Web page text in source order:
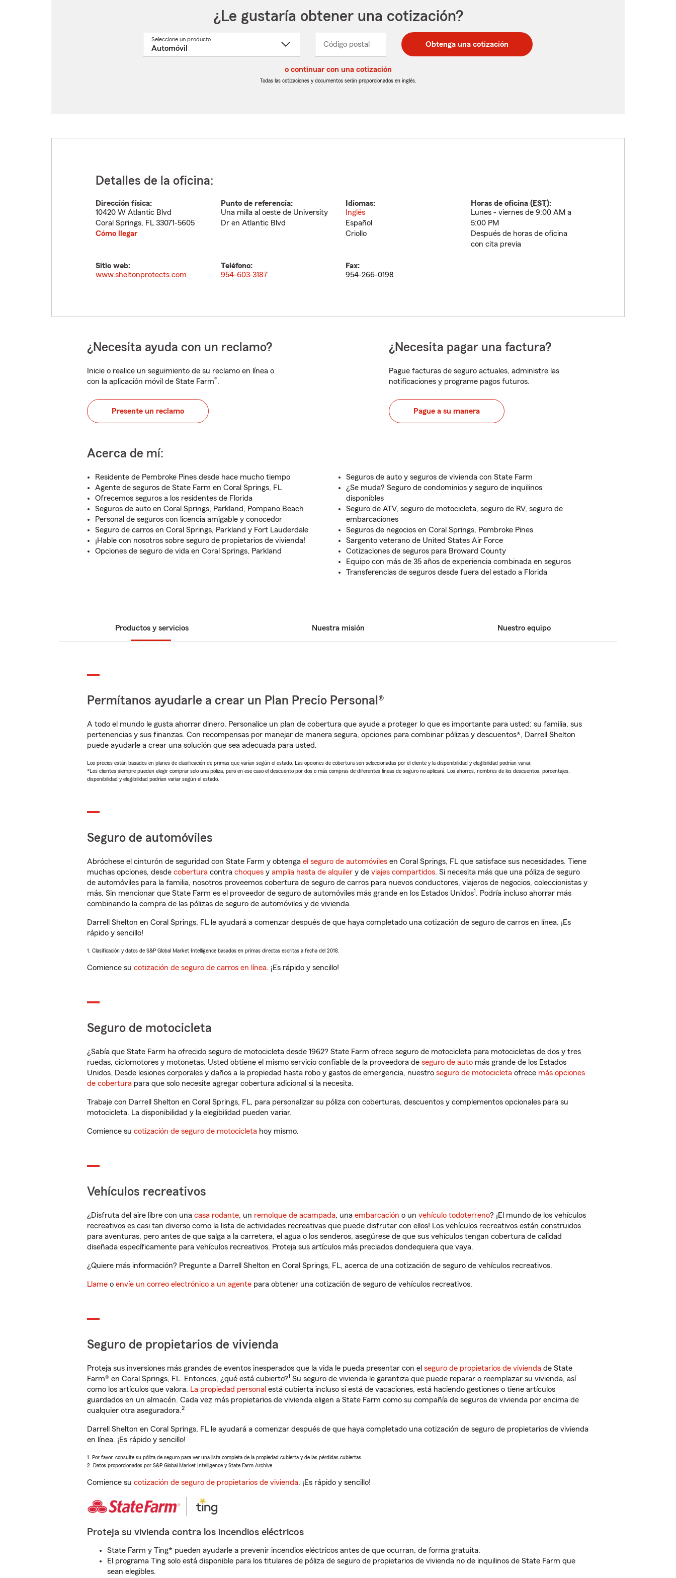
¿Le gustaría obtener una cotización?
Seleccione un productoSeleccione
Código postal
postal
de
postal
de
_____ Obtenga una cotización
o continuar con una cotización
Todas las cotizaciones y documentos serán proporcionados en inglés.
Detalles de la oficina:
Dirección física:
10420 W Atlantic Blvd
Coral Springs, FL 33071-5605
Cómo llegar
Punto de referencia:
Una milla al oeste de University
Dr en Atlantic Blvd
Idiomas:
Inglés
Español
Criollo
Horas de oficina (EST):
Lunes - viernes de 9:00 AM a
5:00 PM
Después de horas de oficina
con cita previa
Sitio web:
www.sheltonprotects.com
Teléfono:
954-603-3187
Fax:
954-266-0198
¿Necesita ayuda con un reclamo?
Inicie o realice un seguimiento de su reclamo en línea o
con la aplicación móvil de State Farm®.
Presente un reclamo
¿Necesita pagar una factura?
Pague facturas de seguro actuales, administre las
notificaciones y programe pagos futuros.
Pague a su manera
Acerca de mí:
Residente de Pembroke Pines desde hace mucho tiempo
Agente de seguros de State Farm en Coral Springs, FL
Ofrecemos seguros a los residentes de Florida
Seguros de auto en Coral Springs, Parkland, Pompano Beach
Personal de seguros con licencia amigable y conocedor
Seguro de carros en Coral Springs, Parkland y Fort Lauderdale
¡Hable con nosotros sobre seguro de propietarios de vivienda!
Opciones de seguro de vida en Coral Springs, Parkland
Seguros de auto y seguros de vivienda con State Farm
¿Se muda? Seguro de condominios y seguro de inquilinos
disponibles
Seguro de ATV, seguro de motocicleta, seguro de RV, seguro de
embarcaciones
Seguros de negocios en Coral Springs, Pembroke Pines
Sargento veterano de United States Air Force
Cotizaciones de seguros para Broward County
Equipo con más de 35 años de experiencia combinada en seguros
Transferencias de seguros desde fuera del estado a Florida
Productos y servicios Nuestra misión Nuestro equipo
Permítanos ayudarle a crear un Plan Precio Personal®
A todo el mundo le gusta ahorrar dinero. Personalice un plan de cobertura que ayude a proteger lo que es importante para usted: su familia, sus
pertenencias y sus finanzas. Con recompensas por manejar de manera segura, opciones para combinar pólizas y descuentos*, Darrell Shelton
puede ayudarle a crear una solución que sea adecuada para usted.
Los precios están basados en planes de clasificación de primas que varían según el estado. Las opciones de cobertura son seleccionadas por el cliente y la disponibilidad y elegibilidad podrían variar.
*Los clientes siempre pueden elegir comprar solo una póliza, pero en ese caso el descuento por dos o más compras de diferentes líneas de seguro no aplicará. Los ahorros, nombres de los descuentos, porcentajes,
disponibilidad y elegibilidad podrían variar según el estado.
Seguro de automóviles
Abróchese el cinturón de seguridad con State Farm y obtenga el seguro de automóviles en Coral Springs, FL que satisface sus necesidades. Tiene
muchas opciones, desde cobertura contra choques y amplia hasta de alquiler y de viajes compartidos. Si necesita más que una póliza de seguro
de automóviles para la familia, nosotros proveemos cobertura de seguro de carros para nuevos conductores, viajeros de negocios, coleccionistas y
más. Sin mencionar que State Farm es el proveedor de seguro de automóviles más grande en los Estados Unidos1. Podría incluso ahorrar más
combinando la compra de las pólizas de seguro de automóviles y de vivienda.
Darrell Shelton en Coral Springs, FL le ayudará a comenzar después de que haya completado una cotización de seguro de carros en línea. ¡Es
rápido y sencillo!
1. Clasificación y datos de S&P Global Market Intelligence basados en primas directas escritas a fecha del 2018.
Comience su cotización de seguro de carros en línea. ¡Es rápido y sencillo!
Seguro de motocicleta
¿Sabía que State Farm ha ofrecido seguro de motocicleta desde 1962? State Farm ofrece seguro de motocicleta para motocicletas de dos y tres
ruedas, ciclomotores y motonetas. Usted obtiene el mismo servicio confiable de la proveedora de seguro de auto más grande de los Estados
Unidos. Desde lesiones corporales y daños a la propiedad hasta robo y gastos de emergencia, nuestro seguro de motocicleta ofrece más opciones
de cobertura para que solo necesite agregar cobertura adicional si la necesita.
Trabaje con Darrell Shelton en Coral Springs, FL, para personalizar su póliza con coberturas, descuentos y complementos opcionales para su
motocicleta. La disponibilidad y la elegibilidad pueden variar.
Comience su cotización de seguro de motocicleta hoy mismo.
Vehículos recreativos
¿Disfruta del aire libre con una casa rodante, un remolque de acampada, una embarcación o un vehículo todoterreno? ¡El mundo de los vehículos
recreativos es casi tan diverso como la lista de actividades recreativas que puede disfrutar con ellos! Los vehículos recreativos están construidos
para aventuras, pero antes de que salga a la carretera, el agua o los senderos, asegúrese de que sus vehículos tengan cobertura de calidad
diseñada específicamente para vehículos recreativos. Proteja sus artículos más preciados dondequiera que vaya.
¿Quiere más información? Pregunte a Darrell Shelton en Coral Springs, FL, acerca de una cotización de seguro de vehículos recreativos.
Llame o envíe un correo electrónico a un agente para obtener una cotización de seguro de vehículos recreativos.
Seguro de propietarios de vivienda
Proteja sus inversiones más grandes de eventos inesperados que la vida le pueda presentar con el seguro de propietarios de vivienda de State
Farm® en Coral Springs, FL. Entonces, ¿qué está cubierto?1 Su seguro de vivienda le garantiza que puede reparar o reemplazar su vivienda, así
como los artículos que valora. La propiedad personal está cubierta incluso si está de vacaciones, está haciendo gestiones o tiene artículos
guardados en un almacén. Cada vez más propietarios de vivienda eligen a State Farm como su compañía de seguros de vivienda por encima de
cualquier otra aseguradora.2
Darrell Shelton en Coral Springs, FL le ayudará a comenzar después de que haya completado una cotización de seguro de propietarios de vivienda
en línea. ¡Es rápido y sencillo!
1. Por favor, consulte su póliza de seguro para ver una lista completa de la propiedad cubierta y de las pérdidas cubiertas.
2. Datos proporcionados por S&P Global Market Intelligence y State Farm Archive.
Comience su cotización de seguro de propietarios de vivienda. ¡Es rápido y sencillo!
Proteja su vivienda contra los incendios eléctricos
State Farm y Ting* pueden ayudarle a prevenir incendios eléctricos antes de que ocurran, de forma gratuita.
El programa Ting solo está disponible para los titulares de póliza de seguro de propietarios de vivienda no de inquilinos de State Farm que
sean elegibles.